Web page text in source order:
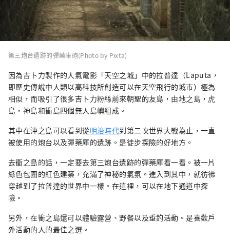
第三炮台遺跡的彈藥庫砲(Photo by Pixta)
因為吉卜力製作的人氣電影「天空之城」中的拉普達（Laputa，
即歷史傳說中人類以高科技所創造可以在天空飛行的城市）極為
相似，而吸引了很多吉卜力粉絲前來朝聖的友島，由地之島，虎
島，神島和衝島四個無人島嶼組成。
其中在沖之島可以看到從明治時代到第二次世界大戰為止，一直
被使用的炮台以及彈藥庫的遺跡。是徒步探險的好地方。
去衝之島的話，一定要去第三炮台遺跡的彈藥庫看一看。被一片
綠色包圍的紅色建築，充滿了神秘的氣氛。進入到其中，就彷彿
穿越到了拉普達的世界中一樣。在這裡，可以在地下通道中探
險。
另外，在衝之島還可以體驗露營、野餐以及垂釣活動。是喜歡戶
外活動的人的最佳之選。